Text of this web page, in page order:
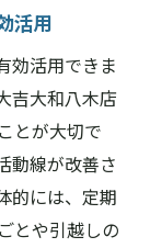
店の活用
説
クル買取
のポイン
活用
効活用できま
吉大和八木店
とが大切で
動線が改善さ
的には、定期
とや引越しの